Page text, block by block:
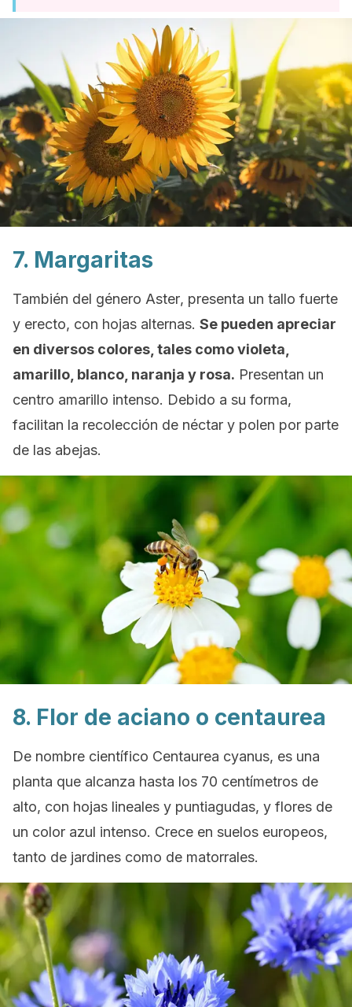
7. Margaritas
También del género Aster, presenta un tallo fuerte
y erecto, con hojas alternas. Se pueden apreciar
en diversos colores, tales como violeta,
amarillo, blanco, naranja y rosa. Presentan un
centro amarillo intenso. Debido a su forma,
facilitan la recolección de néctar y polen por parte
de las abejas.
8. Flor de aciano o centaurea
De nombre científico Centaurea cyanus, es una
planta que alcanza hasta los 70 centímetros de
alto, con hojas lineales y puntiagudas, y flores de
un color azul intenso. Crece en suelos europeos,
tanto de jardines como de matorrales.